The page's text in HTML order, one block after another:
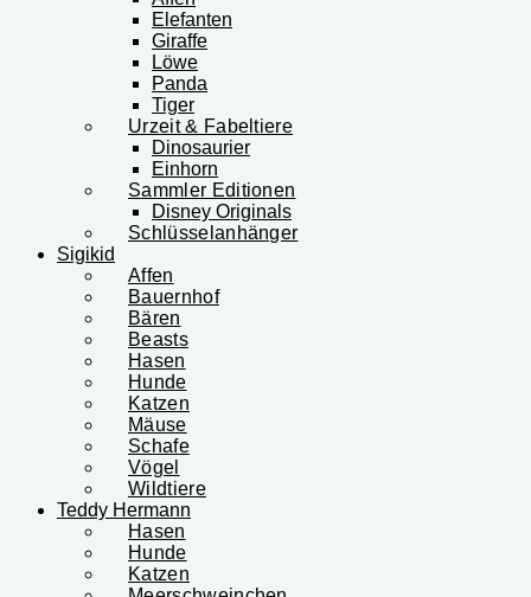
Elefanten
Giraffe
Löwe
Panda
Tiger
Urzeit & Fabeltiere
Dinosaurier
Einhorn
Sammler Editionen
Disney Originals
Schlüsselanhänger
Sigikid
Affen
Bauernhof
Bären
Beasts
Hasen
Hunde
Katzen
Mäuse
Schafe
Vögel
Wildtiere
Teddy Hermann
Hasen
Hunde
Katzen